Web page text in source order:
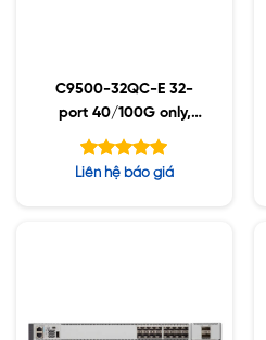
C9500-32QC-E 32-
port 40/100G only,
Essential
Được xếp
Liên hệ báo giá